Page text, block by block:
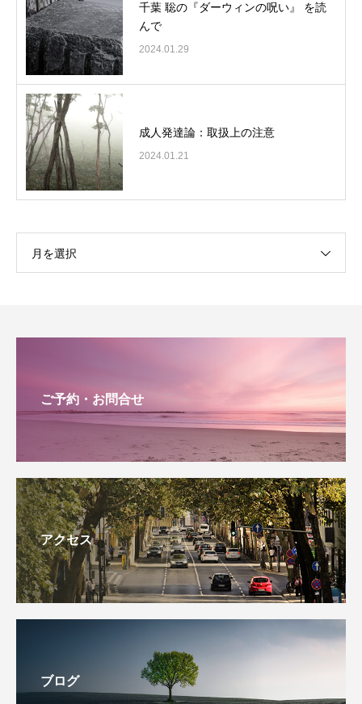
千葉 聡の『ダーウィンの呪い』 を読
んで
2024.01.29
成人発達論：取扱上の注意
2024.01.21
月を選択
ご予約・お問合せ
アクセス
ブログ